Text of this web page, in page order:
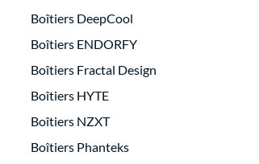
Boîtiers DeepCool
Boîtiers ENDORFY
Boîtiers Fractal Design
Boîtiers HYTE
Boîtiers NZXT
Boîtiers Phanteks